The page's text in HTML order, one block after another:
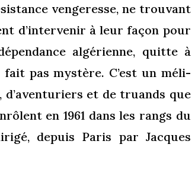
vengeresse, ne trouvant
d’intervenir à leur façon pour
algérienne, quitte à
pas mystère. C’est un méli-
d’aventuriers et de truands que
en 1961 dans les rangs du
depuis Paris par Jacques